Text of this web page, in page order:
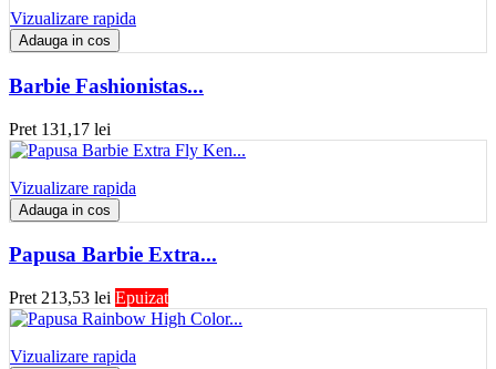
Vizualizare rapida
Adauga in cos
Barbie Fashionistas...
Pret 131,17 lei
Vizualizare rapida
Adauga in cos
Papusa Barbie Extra...
Pret 213,53 lei Epuizat
Vizualizare rapida